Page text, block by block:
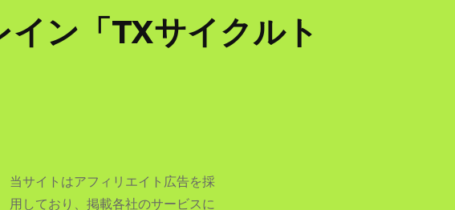
ン「TXサイクルト
当サイトはアフィリエイト広告を採
用しており、掲載各社のサービスに